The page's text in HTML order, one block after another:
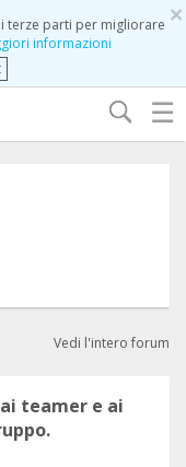
×
terze parti per migliorare
informazioni
☰
Vedi l'intero forum
teamer e ai